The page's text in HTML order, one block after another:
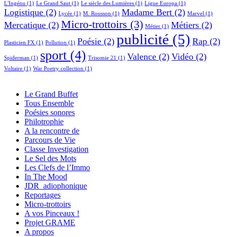
L'Ingénu (1) Le Grand Saut (1) Le siècle des Lumières (1) Ligue Europa (1)
Logistique (2) Lycée (1) M. Rousson (1) Madame Bert (2) Marvel (1)
Mercatique (2) Micro-trottoirs (3) Métier (1) Métiers (2)
Plasticien FX (1) Pollution (1) Poésie (2) publicité (5) Rap (2)
Spiderman (1) sport (4) Trisomie 21 (1) Valence (2) Vidéo (2)
Voltaire (1) War Poetry collection (1)
Le Grand Buffet
Tous Ensemble
Poésies sonores
Philotrophie
A la rencontre de
Parcours de Vie
Classe Investigation
Le Sel des Mots
Les Clefs de l’Immo
In The Mood
JDR_adiophonique
Reportages
Micro-trottoirs
A vos Pinceaux !
Projet GRAME
A propos